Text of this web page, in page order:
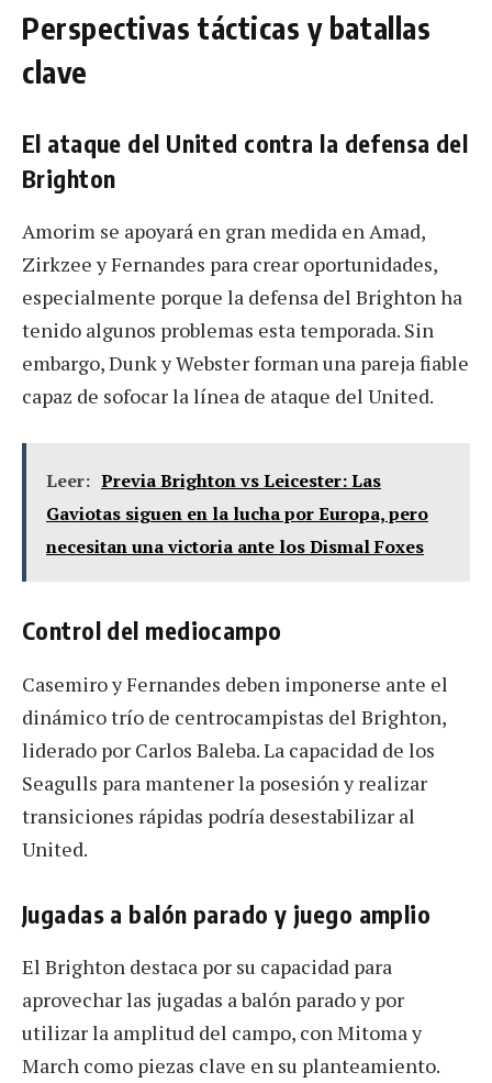
Perspectivas tácticas y batallas
clave
El ataque del United contra la defensa del
Brighton
Amorim se apoyará en gran medida en Amad,
Zirkzee y Fernandes para crear oportunidades,
especialmente porque la defensa del Brighton ha
tenido algunos problemas esta temporada. Sin
embargo, Dunk y Webster forman una pareja fiable
capaz de sofocar la línea de ataque del United.
Leer: Previa Brighton vs Leicester: Las
Gaviotas siguen en la lucha por Europa, pero
necesitan una victoria ante los Dismal Foxes
Control del mediocampo
Casemiro y Fernandes deben imponerse ante el
dinámico trío de centrocampistas del Brighton,
liderado por Carlos Baleba. La capacidad de los
Seagulls para mantener la posesión y realizar
transiciones rápidas podría desestabilizar al
United.
Jugadas a balón parado y juego amplio
El Brighton destaca por su capacidad para
aprovechar las jugadas a balón parado y por
utilizar la amplitud del campo, con Mitoma y
March como piezas clave en su planteamiento.